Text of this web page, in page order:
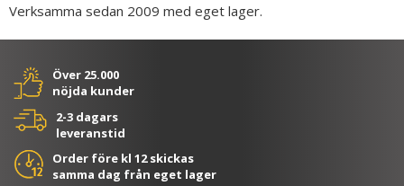
Verksamma sedan 2009 med eget lager.
Över 25.000
nöjda kunder
2-3 dagars
leveranstid
Order före kl 12 skickas
samma dag från eget lager